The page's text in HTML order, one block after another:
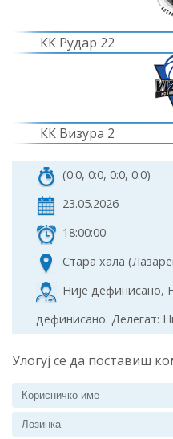
КК Рудар 22
КК Визура 2
(0:0, 0:0, 0:0, 0:0)
23.05.2026
18:00:00
Стара хала
Није дефинисано,
дефинисано. Делегат:
Улогуј се да поставиш